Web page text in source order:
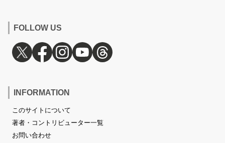
FOLLOW US
INFORMATION
このサイトについて
著者・コントリビューター一覧
お問い合わせ